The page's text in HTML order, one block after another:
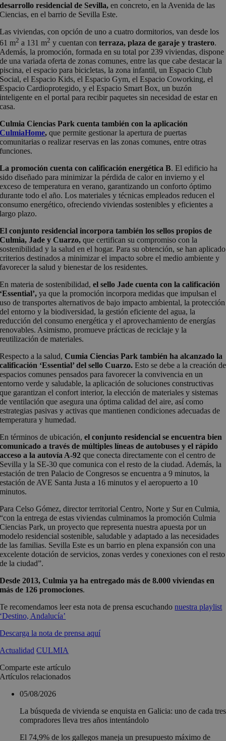
desarrollo residencial de Sevilla, en concreto, en la Avenida de las
Ciencias, en el barrio de Sevilla Este.
Las viviendas, con opción de uno a cuatro dormitorios, van desde los
61 m2 a 131 m2 y cuentan conterraza, plaza de garaje y trastero.
Además, la promoción, formada en su total por 239 viviendas, dispone
de una variada oferta de zonas comunes, entre las que cabe destacar la
piscina, el espacio para bicicletas, la zona infantil, un Espacio Club
Social, el Espacio Kids, el Espacio Gym, el Espacio Coworking, el
Espacio Cardioprotegido, y el Espacio Smart Box, un buzón
inteligente en el portal para recibir paquetes sin necesidad de estar en
casa.
Culmia Ciencias Park cuenta también con la aplicación
CulmiaHome, que permite gestionar la apertura de puertas
comunitarias o realizar reservas en las zonas comunes, entre otras
funciones.
La promoción cuenta con calificación energética B. El edificio ha
sido diseñado para minimizar la pérdida de calor en invierno y el
exceso de temperatura en verano, garantizando un conforto óptimo
durante todo el año. Los materiales y técnicas empleados reducen el
consumo energético, ofreciendo viviendas sostenibles y eficientes a
largo plazo.
El conjunto residencial incorpora también los sellos propios de
Culmia, Jade y Cuarzo, que certifican su compromiso con la
sostenibilidad y la salud en el hogar. Para su obtención, se han aplicado
criterios destinados a minimizar el impacto sobre el medio ambiente y
favorecer la salud y bienestar de los residentes.
En materia de sostenibilidad,el sello Jade cuenta con la calificación
‘Essential’, ya que la promoción incorpora medidas que impulsan el
uso de transportes alternativos de bajo impacto ambiental, la protección
del entorno y la biodiversidad, la gestión eficiente del agua, la
reducción del consumo energética y el aprovechamiento de energías
renovables. Asimismo, promueve prácticas de reciclaje y la
reutilización de materiales.
Respecto a la salud, Cumia Ciencias Park también ha alcanzado la
calificación ‘Essential’ del sello Cuarzo. Esto se debe a la creación de
espacios comunes pensados para favorecer la convivencia en un
entorno verde y saludable, la aplicación de soluciones constructivas
que garantizan el confort interior, la elección de materiales y sistemas
de ventilación que asegura una óptima calidad del aire, así como
estrategias pasivas y activas que mantienen condiciones adecuadas de
temperatura y humedad.
En términos de ubicación,el conjunto residencial se encuentra bien
comunicado a través de múltiples líneas de autobuses y el rápido
acceso a la autovía A-92 que conecta directamente con el centro de
Sevilla y la SE-30 que comunica con el resto de la ciudad. Además, la
estación de tren Palacio de Congresos se encuentra a 9 minutos, la
estación de AVE Santa Justa a 16 minutos y el aeropuerto a 10
minutos.
Para Celso Gómez, director territorial Centro, Norte y Sur en Culmia,
“con la entrega de estas viviendas culminamos la promoción Culmia
Ciencias Park, un proyecto que representa nuestra apuesta por un
modelo residencial sostenible, saludable y adaptado a las necesidades
de las familias. Sevilla Este es un barrio en plena expansión con una
excelente dotación de servicios, zonas verdes y conexiones con el resto
de la ciudad”.
Desde 2013, Culmia ya ha entregado más de 8.000 viviendas en
más de 126 promociones.
Te recomendamos leer esta nota de prensa escuchandonuestra playlist
‘Destino, Andalucía’
Descarga la nota de prensa aquí
Actualidad CULMIA
Comparte este artículo
Artículos relacionados
05/08/2026
La búsqueda de vivienda se enquista en Galicia: uno de cada tres
compradores lleva tres años intentándolo
El 74,9% de los gallegos maneja un presupuesto máximo de